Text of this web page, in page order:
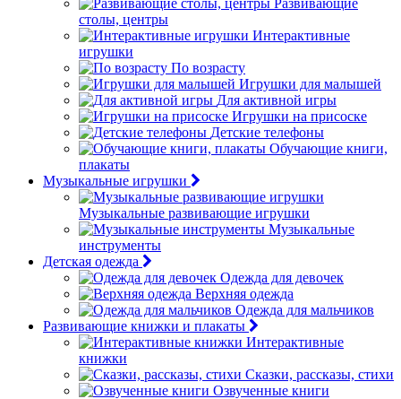
Развивающие
столы, центры
Интерактивные
игрушки
По возрасту
Игрушки для малышей
Для активной игры
Игрушки на присоске
Детские телефоны
Обучающие книги,
плакаты
Музыкальные игрушки
Музыкальные развивающие игрушки
Музыкальные
инструменты
Детская одежда
Одежда для девочек
Верхняя одежда
Одежда для мальчиков
Развивающие книжки и плакаты
Интерактивные
книжки
Сказки, рассказы, стихи
Озвученные книги